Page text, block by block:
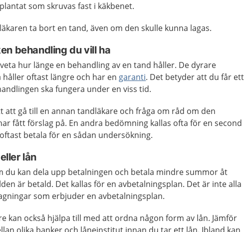
som skruvas fast i käkbenet.
ta bort en tand, även om den skulle kunna lagas.
behandling du vill ha
hur länge en behandling av en tand håller. De dyrare
oftast längre och har en garanti. Det betyder att du får ett
ska fungera under en viss tid.
att gå till en annan tandläkare och fråga om råd om den
fått förslag på. En andra bedömning kallas ofta för en second
betala för en sådan undersökning.
lån
du kan dela upp betalningen och betala mindre summor åt
är betald. Det kallas för en avbetalningsplan. Det är inte alla
som erbjuder en avbetalningsplan.
kan också hjälpa till med att ordna någon form av lån. Jämför